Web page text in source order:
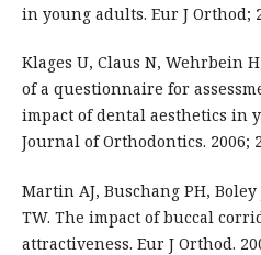
in young adults. Eur J Orthod;
Klages U, Claus N, Wehrbein
of a questionnaire for
impact of dental aesthetics in
Journal of Orthodontics. 2006;
Martin AJ, Buschang PH,
TW. The impact of buccal
attractiveness. Eur J Orthod.